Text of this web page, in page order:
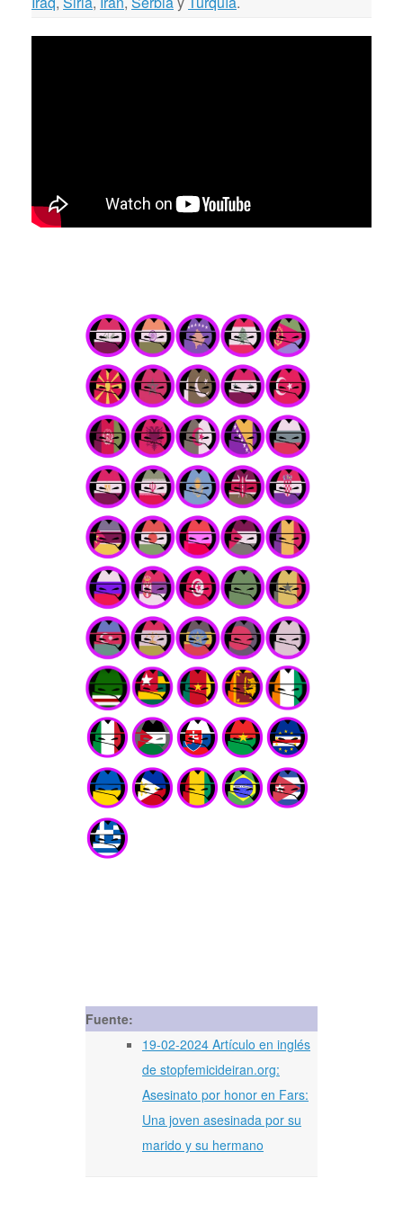
Fuente:
19-02-2024 Artículo en inglés
de stopfemicideiran.org:
Asesinato por honor en Fars:
Una joven asesinada por su
marido y su hermano